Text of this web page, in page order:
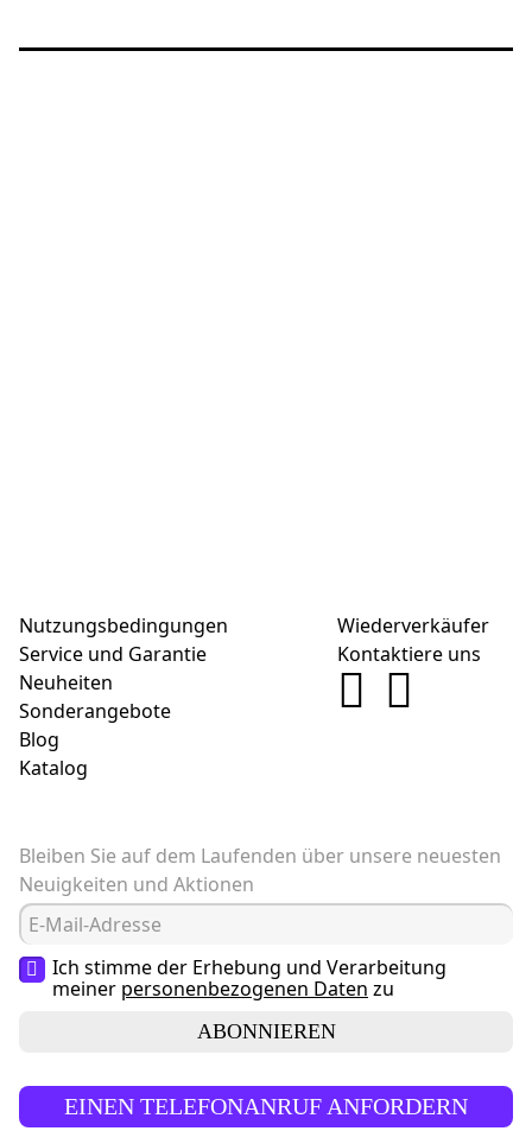
Nutzungsbedingungen
Service und Garantie
Neuheiten
Sonderangebote
Blog
Katalog
Wiederverkäufer
Kontaktiere uns
Bleiben Sie auf dem Laufenden über unsere neuesten
Neuigkeiten und Aktionen
Ich stimme der Erhebung und Verarbeitung
meiner personenbezogenen Daten zu
ABONNIEREN
EINEN TELEFONANRUF ANFORDERN